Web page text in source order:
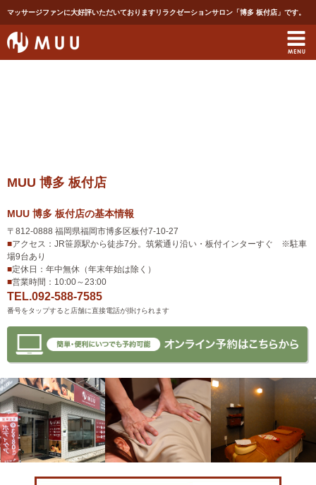
マッサージファンに大好評いただいておりますリラクゼーションサロン「博多 板付店」です。
MUU 博多 板付店
MUU 博多 板付店の基本情報
アクセス
〒812-0888 福岡県福岡市博多区板付7-10-27
■アクセス：JR笹原駅から徒歩7分。筑紫通り沿い・板付インターすぐ ※駐車
場9台あり
定休日
■定休日：年中無休（年末年始は除く）
営業時間
■営業時間：10:00～23:00
TEL.092-588-7585
番号をタップすると店舗に直接電話が掛けられます